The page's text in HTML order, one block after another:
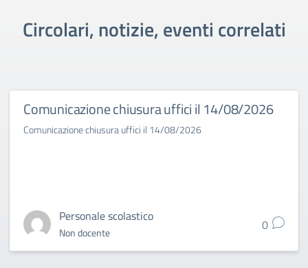
Circolari, notizie, eventi correlati
Comunicazione chiusura uffici il 14/08/2026
Comunicazione chiusura uffici il 14/08/2026
Personale scolastico
Non docente 0